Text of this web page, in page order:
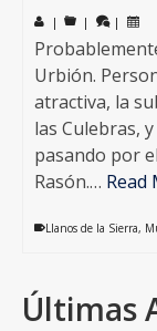
| | |
Urbión.
atractiva, la
las Culebras,
pasando por
Rasón.… Read
Llanos de la Sierra,
Últimas